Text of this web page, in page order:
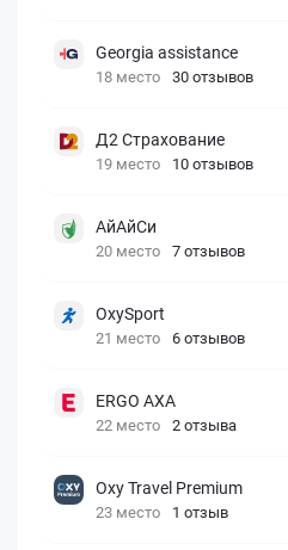
Georgia assistance
18 место 30 отзывов
Д2 Страхование
19 место 10 отзывов
АйАйСи
20 место 7 отзывов
OxySport
21 место 6 отзывов
ERGO AXA
22 место 2 отзыва
Oxy Travel Premium
23 место 1 отзыв